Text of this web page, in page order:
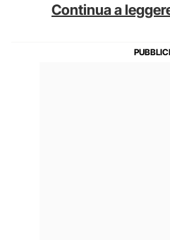
Continua a